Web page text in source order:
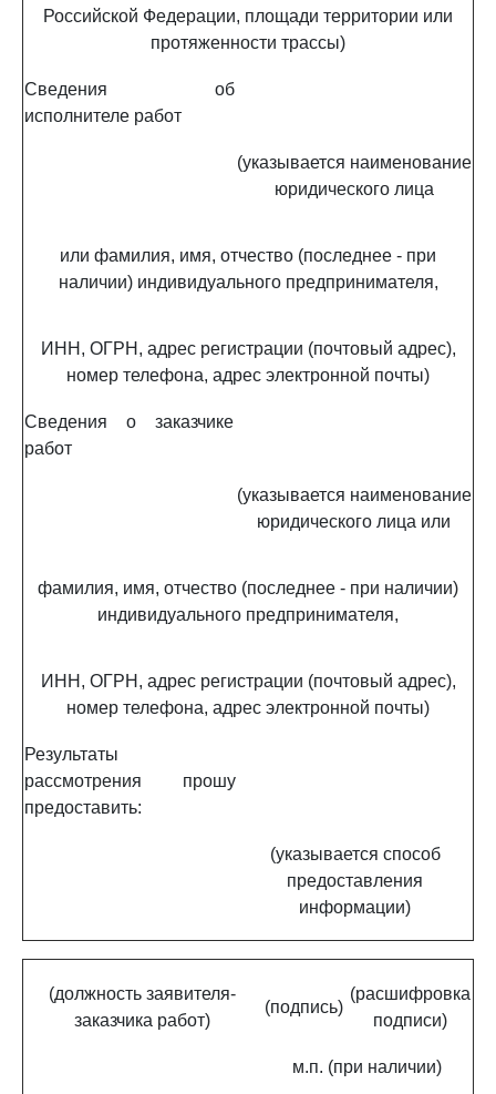
Российской Федерации, площади территории или
протяженности трассы)
Сведения об
исполнителе работ
(указывается наименование
юридического лица
или фамилия, имя, отчество (последнее - при
наличии) индивидуального предпринимателя,
ИНН, ОГРН, адрес регистрации (почтовый адрес),
номер телефона, адрес электронной почты)
Сведения о заказчике
работ
(указывается наименование
юридического лица или
фамилия, имя, отчество (последнее - при наличии)
индивидуального предпринимателя,
ИНН, ОГРН, адрес регистрации (почтовый адрес),
номер телефона, адрес электронной почты)
Результаты
рассмотрения прошу
предоставить:
(указывается способ
предоставления
информации)
(должность заявителя-
заказчика работ)
(подпись)
(расшифровка
подписи)
м.п. (при наличии)